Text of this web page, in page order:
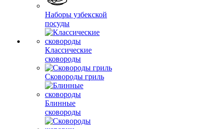
Наборы узбекской
посуды
Классические
сковороды
Сковороды гриль
Блинные
сковороды